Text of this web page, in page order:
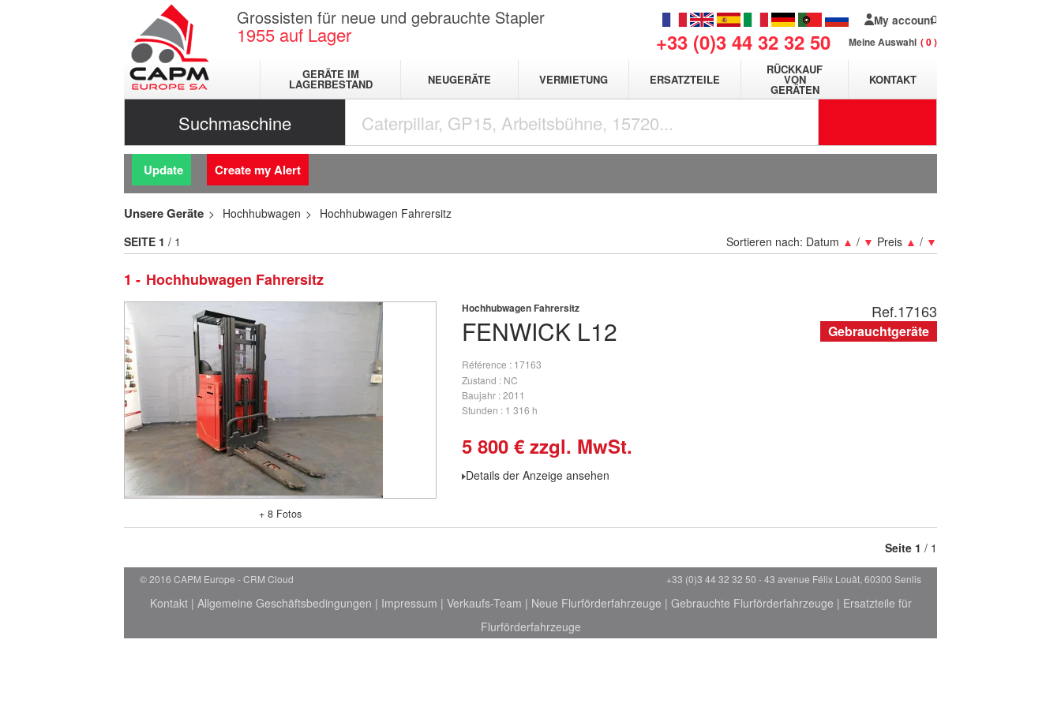
Grossisten für neue und gebrauchte Stapler
1955 auf Lager +33 (0)3 44 32 32 50
My account
Meine Auswahl 0
GERÄTE IM
LAGERBESTAND NEUGERÄTE VERMIETUNG ERSATZTEILE
RÜCKKAUF
VON
GERÄTEN
KONTAKT
Suchmaschine
Update Create my Alert
Unsere Geräte Hochhubwagen Hochhubwagen Fahrersitz
1 Hochhubwagen Fahrersitz
Sortieren nach: Datum ▲ / ▼ Preis ▲ / ▼
SEITE 1 / 1
+ 8 Fotos
FENWICK L12
Hochhubwagen Fahrersitz
Référence
17163
Zustand
NC
Baujahr 2011
Stunden
1 316 h
5 800 € zzgl. MwSt.
Details der Anzeige ansehen
Ref.17163
Gebrauchtgeräte
Seite 1 / 1
© 2016 CAPM Europe CRM Cloud +33 (0)3 44 32 32 50 - 43 avenue Félix Louât, 60300 Senlis
Kontakt| Allgemeine Geschäftsbedingungen | Impressum | Verkaufs-Team | Neue Flurförderfahrzeuge | Gebrauchte Flurförderfahrzeuge | Ersatzteile für
Flurförderfahrzeuge